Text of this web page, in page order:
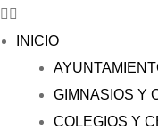
INICIO
GIMNASIOS Y
COLEGIOS Y